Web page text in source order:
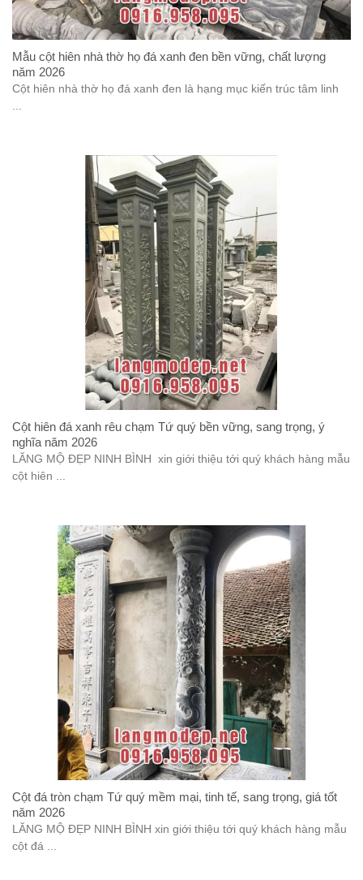
Mẫu cột hiên nhà thờ họ đá xanh đen bền vững, chất lượng
năm 2026
Cột hiên nhà thờ họ đá xanh đen là hạng mục kiến trúc tâm linh
...
Cột hiên đá xanh rêu chạm Tứ quý bền vững, sang trọng, ý
nghĩa năm 2026
LĂNG MỘ ĐẸP NINH BÌNH xin giới thiệu tới quý khách hàng mẫu
cột hiên ...
Cột đá tròn chạm Tứ quý mềm mại, tinh tế, sang trọng, giá tốt
năm 2026
LĂNG MỘ ĐẸP NINH BÌNH xin giới thiệu tới quý khách hàng mẫu
cột đá ...